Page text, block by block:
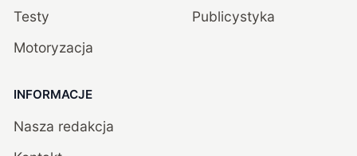
Testy
Motoryzacja
Publicystyka
INFORMACJE
Nasza redakcja